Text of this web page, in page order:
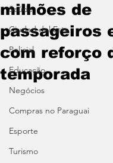
Saúde
Ciudad del Este
Policial
Educação
Negócios
Compras no Paraguai
Esporte
Turismo
milhões de
passageiros
com reforço
temporada